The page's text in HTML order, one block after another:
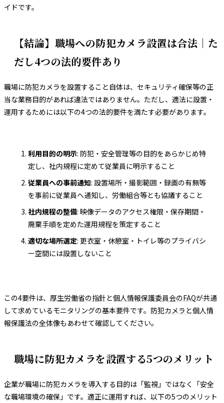
イドです。
【結論】職場への防犯カメラ設置は合法｜た
だし4つの法的要件あり
職場に防犯カメラを設置すること自体は、セキュリティ確保等の正
当な業務目的があれば違法ではありません。ただし、適法に設置・
運用するためには以下の4つの法的要件を満たす必要があります。
利用目的の明示: 防犯・安全管理等の目的をあらかじめ特
定し、社内規程に定めて従業員に明示すること
従業員への事前通知: 設置場所・撮影範囲・録画の有無等
を事前に従業員へ通知し、労働組合等とも協議すること
社内規程の整備: 映像データのアクセス権限・保存期間・
廃棄手順を定めた運用規程を策定すること
適切な場所選定: 更衣室・休憩室・トイレ等のプライバシ
ー空間には設置しないこと
この4要件は、 厚生労働省の指針と個人情報保護委員会のFAQが共通
して求めているモニタリングの基本要件です。 防犯カメラと個人情
報保護法の全体像もあわせて確認してください。
職場に防犯カメラを設置する5つのメリット
企業が職場に防犯カメラを導入する目的は「監視」ではなく「安全
な職場環境の確保」です。適正に運用すれば、以下の5つのメリット